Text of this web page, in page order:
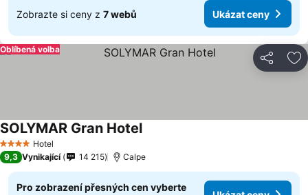
Zobrazte si ceny z 7 webů Ukázat ceny
Sdílet
Oblíbená volba
4 Počet hvězdiček
Hotel
SOLYMAR Gran HotelUkázat ceny
9,3 Vynikající 14 215 Calpe
Pro zobrazení přesných cen vyberte